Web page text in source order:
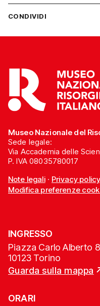
CONDIVIDI
Museo Nazionale del
Sede legale:
Via Accademia delle
P. IVA 08035780017
Note legali· Privacy policy
Modifica preferenze
INGRESSO
Piazza Carlo Alberto 8
10123 Torino
Guarda sulla mappa
ORARI